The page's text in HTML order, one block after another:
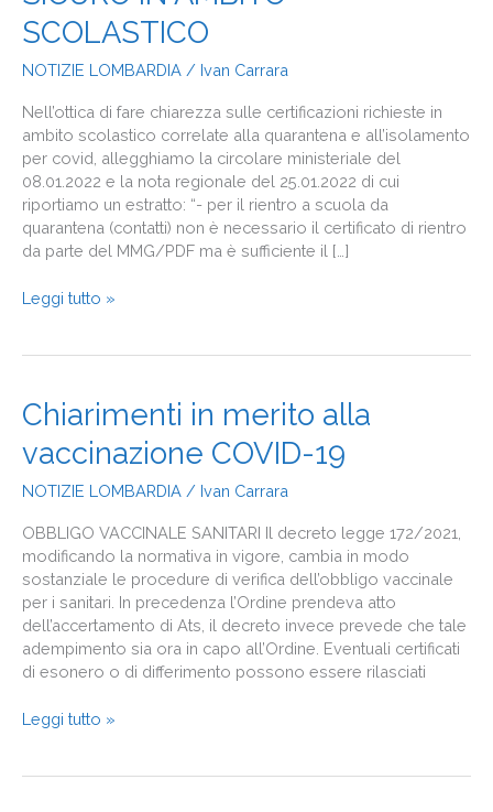
SCOLASTICO
NOTIZIE LOMBARDIA / Ivan Carrara
Nell’ottica di fare chiarezza sulle certificazioni richieste in
ambito scolastico correlate alla quarantena e all’isolamento
per covid, allegghiamo la circolare ministeriale del
08.01.2022 e la nota regionale del 25.01.2022 di cui
riportiamo un estratto: “- per il rientro a scuola da
quarantena (contatti) non è necessario il certificato di rientro
da parte del MMG/PDF ma è sufficiente il […]
SICURO
IN
SCOLASTICO
Leggi tutto »
Chiarimenti in merito alla
vaccinazione COVID-19
NOTIZIE LOMBARDIA / Ivan Carrara
OBBLIGO VACCINALE SANITARI Il decreto legge 172/2021,
modificando la normativa in vigore, cambia in modo
sostanziale le procedure di verifica dell’obbligo vaccinale
per i sanitari. In precedenza l’Ordine prendeva atto
dell’accertamento di Ats, il decreto invece prevede che tale
adempimento sia ora in capo all’Ordine. Eventuali certificati
di esonero o di differimento possono essere rilasciati
Chiarimenti
in
merito
vaccinazione
COVID-
19
Leggi tutto »